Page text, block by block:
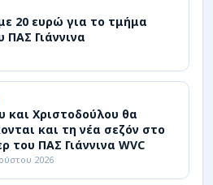
20 ευρώ για το τμήμα
ΠΑΣ Γιάννινα
και Χριστοδούλου θα
και τη νέα σεζόν στο
του ΠΑΣ Γιάννινα WVC
2026